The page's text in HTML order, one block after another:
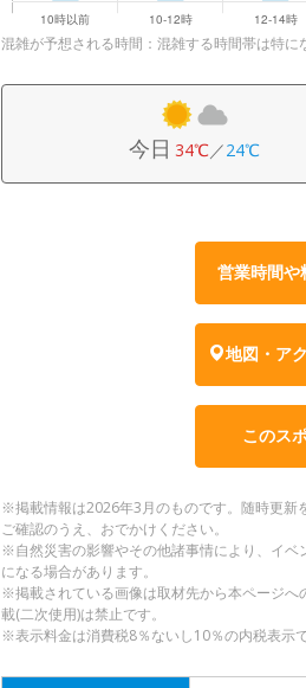
混雑が予想される時間：混雑する時間帯は特に
今日 34℃／24℃
営業時間や
地図・ア
このス
※掲載情報は2026年3月のものです。随時更新
ご確認のうえ、おでかけください。
※自然災害の影響やその他諸事情により、イ
になる場合があります。
※掲載されている画像は取材先から本ページ
載(二次使用)は禁止です。
※表示料金は消費税8％ないし10％の内税表示で